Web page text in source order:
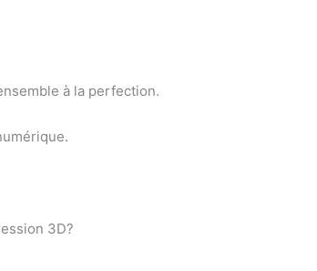
à la perfection.
3D?